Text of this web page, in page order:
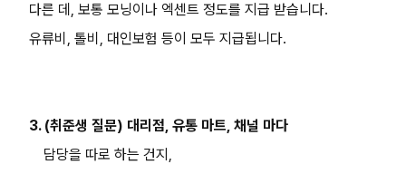
다른 데, 보통 모닝이나 엑센트 정도를 지급 받습니다.
유류비, 톨비, 대인보험 등이 모두 지급됩니다.
3. (취준생 질문) 대리점, 유통 마트, 채널 마다
담당을 따로 하는 건지,